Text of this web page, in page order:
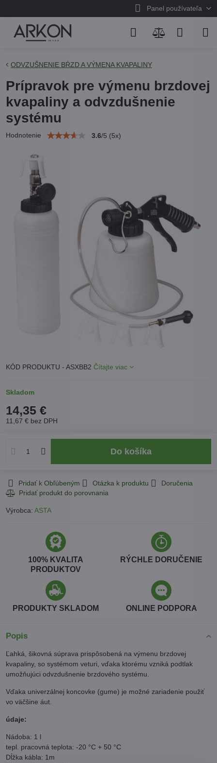
Panel používateľa
ODVZUŠNENIE BŔZD A VÝMENA KVAPALINY
Prípravok pre výmenu brzdovej
kvapaliny a odvzdušnenie
systému
Hodnotenie 3.6/5 (5x)
KÓD PRODUKTU - ASXBB2 Čítajte viac
Skladom
14,35 €
11,67 € bez DPH
Do košíka
Pridať k Obľúbeným Otázka k produktu Doručenia
Výrobca: ASTA
100% KVALITA
PRODUKTOV
RÝCHLE DORUČENIE
PRODUKTY SKLADOM ONLINE PODPORA
Popis
Ľahká, šikovná súprava prispôsobená na výmenu brzdovej
kvapaliny, so systémom veturi, vďaka ktorému vzniká podtlak
umožňujúci odvzdušnenie brzdového systému.
Vďaka univerzálnej koncovke (gume) je možné zariadenie použiť
vo väčšine áut.
údaje:
Nádoba: 1 l
tepl. pracovná teplota: -20 °C + 50 °C
Dĺžka kábla: 1m